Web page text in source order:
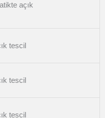
açık
tescil
tescil
tescil